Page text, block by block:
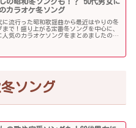
カラオケ冬ソング
に流行った昭和歌謡曲から最近はやりの冬
まで！盛り上がる定番冬ソングを中心に、
人気のカラオケソングをまとめましたので
ソング